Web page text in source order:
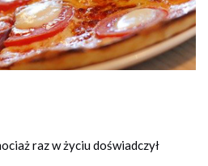
raz w życiu doświadczył